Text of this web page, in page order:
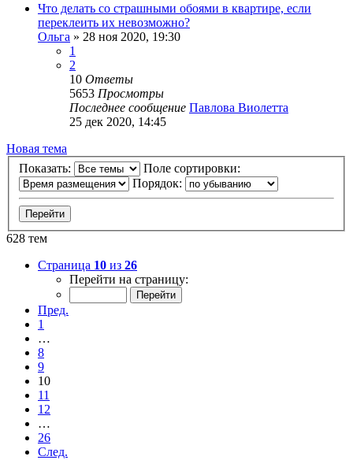
Что делать со страшными обоями в квартире, если
переклеить их невозможно?
Ольга » 28 ноя 2020, 19:30
1
2
10 Ответы
5653 Просмотры
Последнее сообщение Павлова Виолетта
25 дек 2020, 14:45
Новая
тема
Новая тема
Показать:
Поле сортировки:
Порядок:
628 тем
Страница 10 из 26
Перейти на страницу:
Пред.
1
…
8
9
10
11
12
…
26
След.